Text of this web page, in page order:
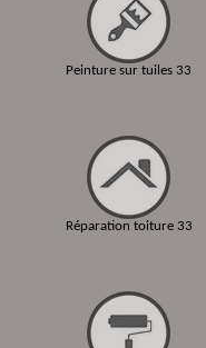
Peinture sur tuiles 33
Réparation toiture 33